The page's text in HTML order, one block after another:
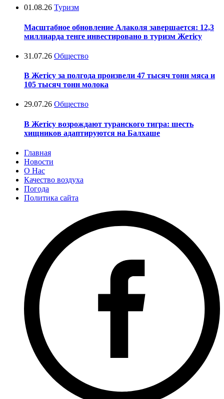
01.08.26 Туризм
Масштабное обновление Алаколя завершается: 12,3
миллиарда тенге инвестировано в туризм Жетісу
31.07.26 Общество
В Жетісу за полгода произвели 47 тысяч тонн мяса и
105 тысяч тонн молока
29.07.26 Общество
В Жетісу возрождают туранского тигра: шесть
хищников адаптируются на Балхаше
Главная
Новости
О Нас
Качество воздуха
Погода
Политика сайта